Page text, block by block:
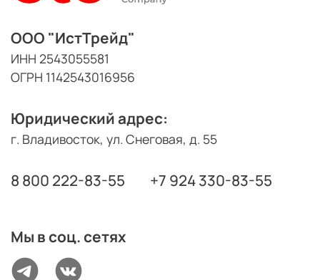
ООО "ИстТрейд"
ИНН 2543055581
ОГРН 1142543016956
Юридический адрес:
г. Владивосток, ул. Снеговая, д. 55
8 800 222-83-55 +7 924 330-83-55
Мы в соц. сетях